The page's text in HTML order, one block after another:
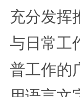
充分发挥
与日常工
普工作的